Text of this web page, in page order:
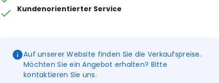
Kundenorientierter Service
Auf unserer Website finden Sie die Verkaufspreise.
Möchten Sie ein Angebot erhalten? Bitte
kontaktieren Sie uns.